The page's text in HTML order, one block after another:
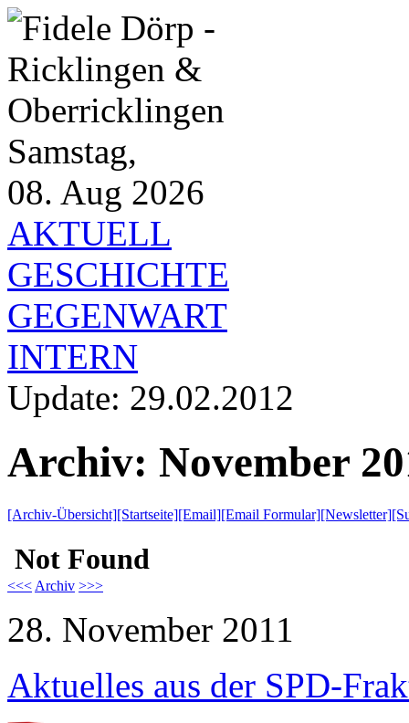
Samstag,
08. Aug 2026
AKTUELL
GESCHICHTE
GEGENWART
INTERN
Update: 29.02.2012
Archiv: November
[Archiv-Übersicht][Startseite][Email][Email Formular][Newsletter]
<<< Archiv >>>
28. November 2011
Aktuelles aus der SPD-